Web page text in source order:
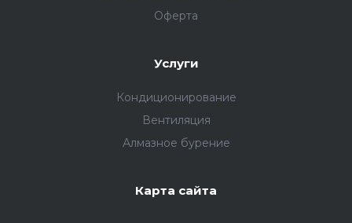
Оферта
Услуги
Кондиционирование
Вентиляция
Алмазное бурение
Карта сайта